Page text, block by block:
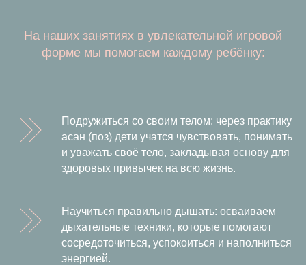
На наших занятиях в увлекательной игровой
форме мы помогаем каждому ребёнку:
Подружиться со своим телом: через практику
асан (поз) дети учатся чувствовать, понимать
и уважать своё тело, закладывая основу для
здоровых привычек на всю жизнь.
Научиться правильно дышать: осваиваем
дыхательные техники, которые помогают
сосредоточиться, успокоиться и наполниться
энергией.